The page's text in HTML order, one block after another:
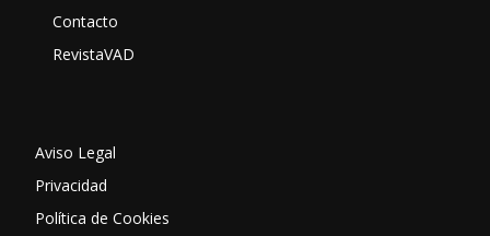
Contacto
RevistaVAD
Aviso Legal
Privacidad
Política de Cookies